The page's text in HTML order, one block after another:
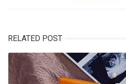
RELATED POST